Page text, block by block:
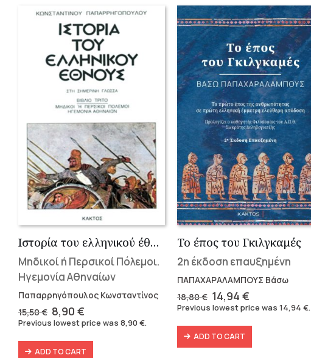
Ιστορία του ελληνικού έθνους 3
Μηδικοί ή Περσικοί Πόλεμοι.
Ηγεμονία Αθηναίων
Παπαρρηγόπουλος Κωνσταντίνος
15,50€ Original
price
15,50 €.
8,90€
price
8,90 €.
Previous lowest price was 8,90€.
ADD TO CART
Το έπος του Γκιλγκαμές
2η έκδοση επαυξημένη
ΠΑΠΑΧΑΡΑΛΑΜΠΟΥΣ Βάσω
18,80€ Original
price
18,80 €.
14,94 €Current
price
14,94 €.
Previous lowest price was 14,94 €.
ADD TO CART